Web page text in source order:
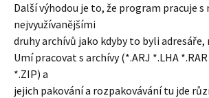
Další výhodou je to, že program pracuje s
nejvyužívanějšími
druhy archívů jako kdyby to byli adresáře,
Umí pracovat s archívy (*.ARJ *.LHA *.RAR
*.ZIP) a
jejich pakování a rozpakovávání tu jde